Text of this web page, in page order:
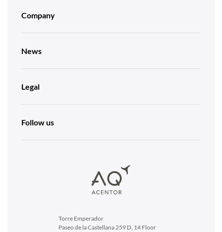
Company
News
Legal
Follow us
Torre Emperador
Paseo de la Castellana 259 D, 14 Floor